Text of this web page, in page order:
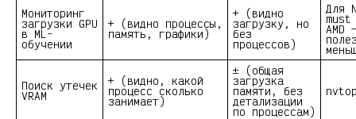
Мониторинг
загрузки GPU
в ML-
обучении
+ (видно процессы,
память, графики)
+ (видно
загрузку, но
без
процессов)
Для
AMD
Поиск утечек
VRAM
+ (видно, какой
процесс сколько
занимает)
± (общая
загрузка
памяти, без
детализации
по процессам)